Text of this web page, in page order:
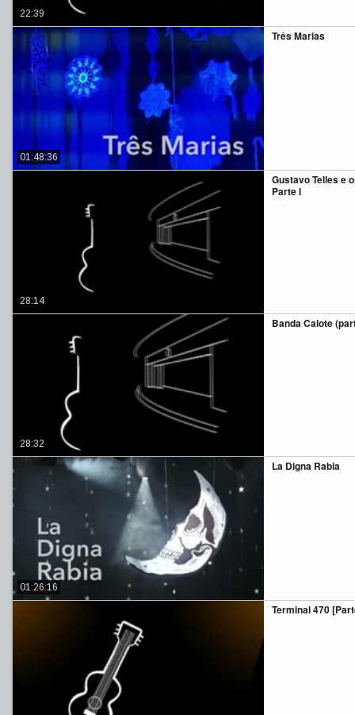
22:39
Três Marias
01:48:36
Gustavo Telles e
Parte I
28:14
Banda Calote
28:32
La Digna Rabia
01:26:16
Terminal 470